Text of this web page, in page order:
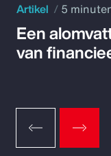
Artikel 5
Een
van